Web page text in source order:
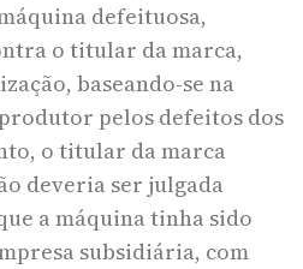
defeituosa,
o titular da marca,
baseando-se na
pelos defeitos dos
o titular da marca
deveria ser julgada
a máquina tinha sido
subsidiária, com